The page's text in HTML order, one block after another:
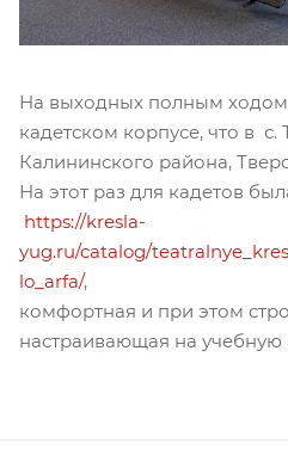
На выходных полным ходом
кадетском корпусе, что в с.
Калининского района,
На этот раз для кадетов
https://kresla-
yug.ru/catalog/
lo_arfa/,
комфортная и при этом
настраивающая на учебную